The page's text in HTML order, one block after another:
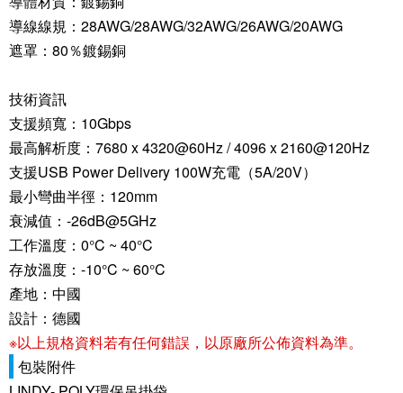
導線線規：28AWG/28AWG/32AWG/26AWG/20AWG
遮罩：80％鍍錫銅
技術資訊
支援頻寬：10Gbps
最高解析度：7680 x 4320@60Hz / 4096 x 2160@120Hz
支援USB Power Delivery 100W充電（5A/20V）
最小彎曲半徑：120mm
衰減值：-26dB@5GHz
工作溫度：0°C ~ 40°C
存放溫度：-10°C ~ 60°C
產地：中國
設計：德國
※以上規格資料若有任何錯誤，以原廠所公佈資料為準。
包裝附件